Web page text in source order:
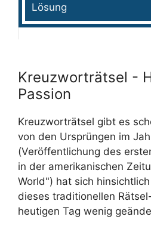
Kreuzworträtsel -
Passion
Kreuzworträtsel gibt es
von den Ursprüngen im
(Veröffentlichung des
in der amerikanischen
World") hat sich
dieses traditionellen
heutigen Tag wenig